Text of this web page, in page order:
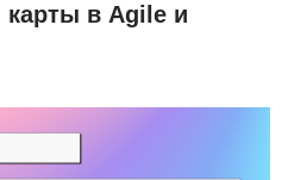
в Agile и